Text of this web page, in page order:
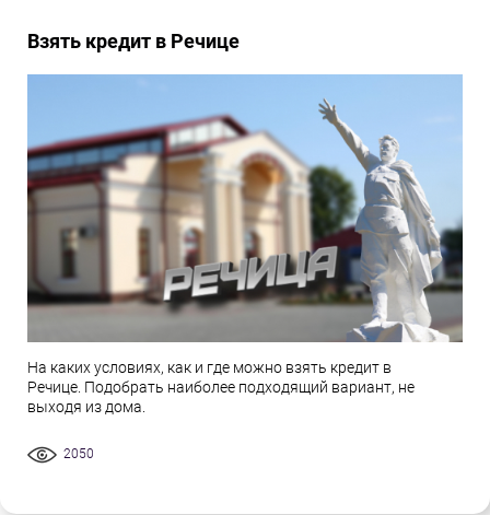
Взять кредит в Речице
На каких условиях, как и где можно взять кредит в
Речице. Подобрать наиболее подходящий вариант, не
выходя из дома.
2050